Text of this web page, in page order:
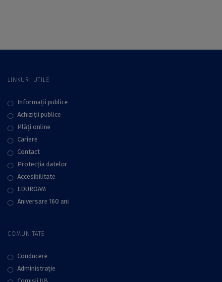
Perspective”
LINKURI UTILE
Informații publice
Achiziții publice
Plăţi online
Cariere
Contact
Protecţia datelor
Accesibilitate
EDUROAM
Aniversare 160 ani
COMUNITATE
Conducere
Administraţie